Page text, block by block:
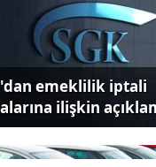
emeklilik iptali
ilişkin